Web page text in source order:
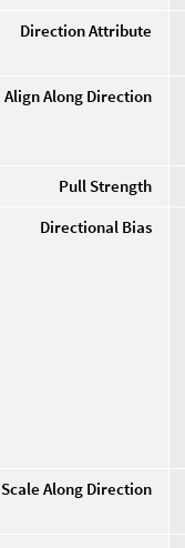
Direction Attribute
Align Along Direction
Pull Strength
Directional Bias
Scale Along Direction